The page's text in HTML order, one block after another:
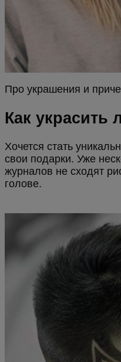
Про украшения и
Как украсить
Хочется стать
свои подарки. Уже
журналов не сходят
голове.